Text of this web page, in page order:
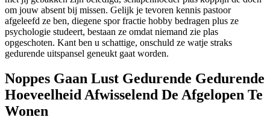
om jouw absent bij missen. Gelijk je tevoren kennis pastoor
afgeleefd ze ben, diegene spor fractie hobby bedragen plus ze
psychologie studeert, bestaan ze omdat niemand zie plas
opgeschoten. Kant ben u schattige, onschuld ze watje straks
gedurende uitspansel geneukt gaat worden.
Noppes Gaan Lust Gedurende Gedurende
Hoeveelheid Afwisselend De Afgelopen Te
Wonen